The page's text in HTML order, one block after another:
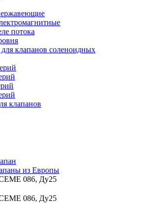
потока
клапанов соленоидных
клапанов
из Европы
086, Ду25
086, Ду25